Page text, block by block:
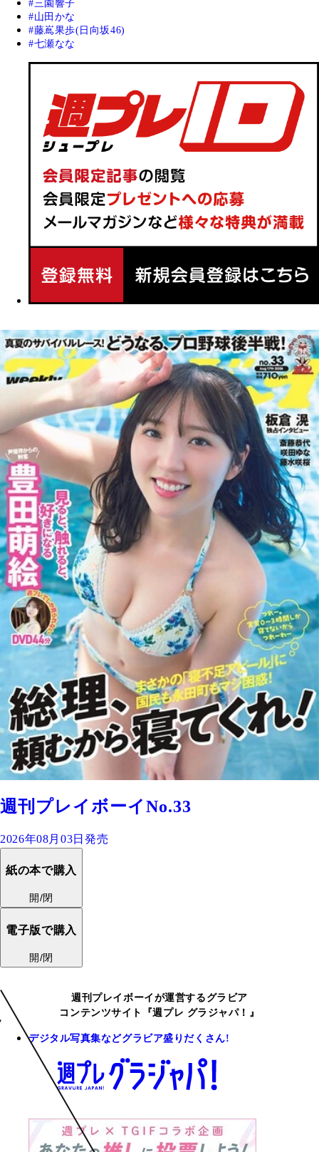
三園響子
山田かな
藤嶌果歩(日向坂46)
七瀬なな
週刊プレイボーイNo.33
2026年08月03日発売
紙の本で購入
開/閉
電子版で購入
開/閉
週刊プレイボーイが運営するグラビア
コンテンツサイト『週プレ グラジャパ！』
デジタル写真集などグラビア盛りだくさん!